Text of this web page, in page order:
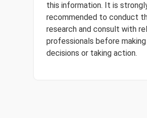
this information. It is
recommended to conduct
research and consult with
professionals before making
decisions or taking action.